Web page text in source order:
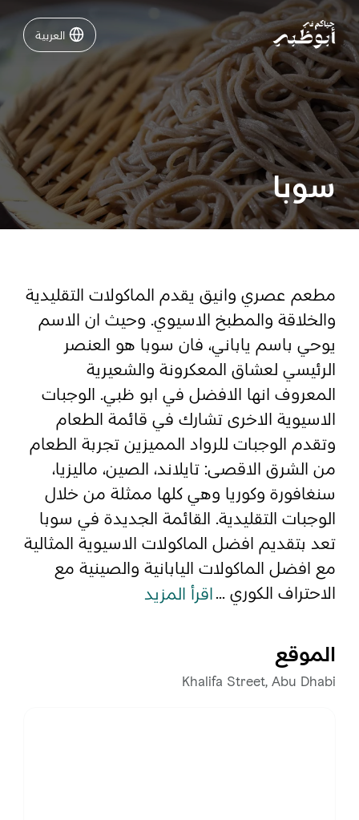
العربية
العربية
نشاطات لا تفوّتها في أبوظبي
دليلك لأبوظبي
فعاليات
تسجيل الدخول مسارات
المفضلة رسم خريطة
أبو ظبي
منطقة العين
منطقة الظفرة
دائرة الثقافة والسياحة - أبوظبي
سوبا
مطعم عصري وانيق يقدم الماكولات التقليدية
والخلاقة والمطبخ الاسيوي. وحيث ان الاسم
يوحي باسم ياباني، فان سوبا هو العنصر
الرئيسي لعشاق المعكرونة والشعيرية
المعروف انها الافضل في ابو ظبي. الوجبات
الاسيوية الاخرى تشارك في قائمة الطعام
وتقدم الوجبات للرواد المميزين تجربة الطعام
من الشرق الاقصى: تايلاند، الصين، ماليزيا،
سنغافورة وكوريا وهي كلها ممثلة من خلال
الوجبات التقليدية. القائمة الجديدة في سوبا
تعد بتقديم افضل الماكولات الاسيوية المثالية
مع افضل الماكولات اليابانية والصينية مع
الاحتراف الكوري ...اقرأ المزيد
الموقع
Khalifa Street, Abu Dhabi